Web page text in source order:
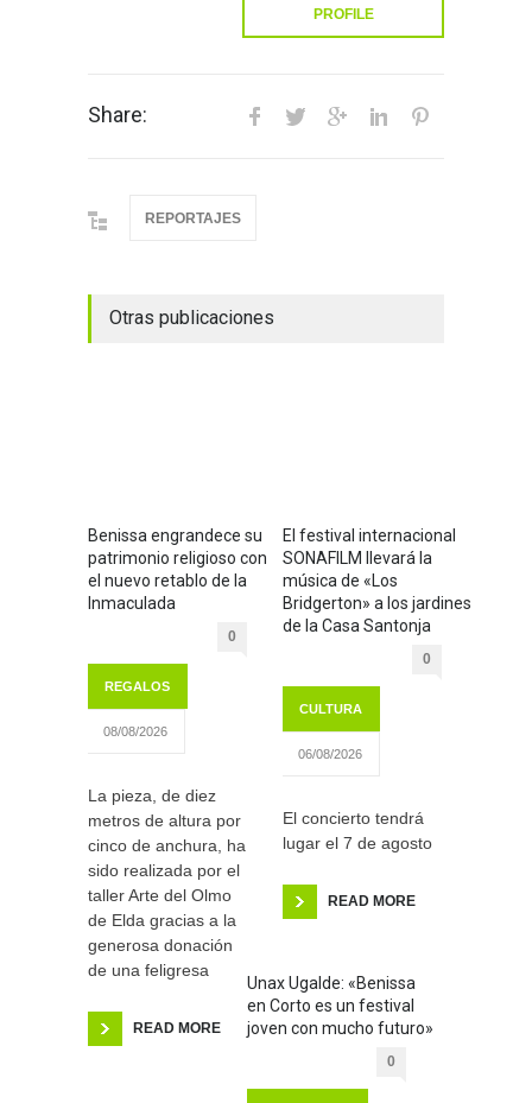
PROFILE
Share:
REPORTAJES
Otras publicaciones
Benissa engrandece su
patrimonio religioso con
el nuevo retablo de la
Inmaculada
0
REGALOS
08/08/2026
La pieza, de diez
metros de altura por
cinco de anchura, ha
sido realizada por el
taller Arte del Olmo
de Elda gracias a la
generosa donación
de una feligresa
READ MORE
El festival internacional
SONAFILM llevará la
música de «Los
Bridgerton» a los jardines
de la Casa Santonja
0
CULTURA
06/08/2026
El concierto tendrá
lugar el 7 de agosto
READ MORE
Unax Ugalde: «Benissa
en Corto es un festival
joven con mucho futuro»
0